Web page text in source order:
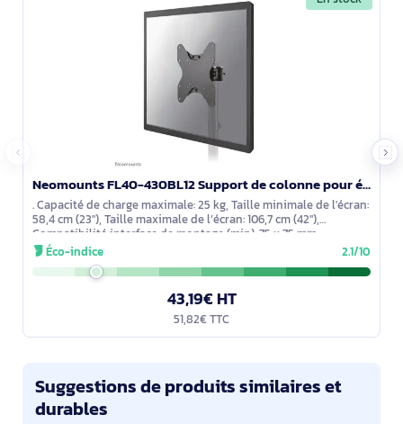
Neomounts FL40-430BL12 Support de colonne pour écran 23-42" - diam. 28-50 mm
. Capacité de charge maximale: 25 kg, Taille minimale de l'écran:
58,4 cm (23"), Taille maximale de l’écran: 106,7 cm (42"),
Compatibilité interface de montage (min): 75 x 75 mm,
Compatibilité
Éco-indice 2.1/10
43,19€ HT
51,82€ TTC
Suggestions de produits similaires et
durables